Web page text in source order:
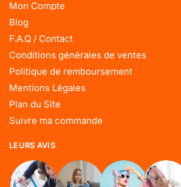
Mon Compte
Blog
F.A.Q / Contact
Conditions générales de ventes
Politique de remboursement
Mentions Légales
Plan du Site
Suivre ma commande
LEURS AVIS